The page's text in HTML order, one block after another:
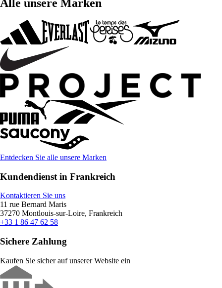
Alle unsere Marken
Entdecken Sie alle unsere Marken
Kundendienst in Frankreich
Kontaktieren Sie uns
11 rue Bernard Maris
37270 Montlouis-sur-Loire, Frankreich
+33 1 86 47 62 58
Sichere Zahlung
Kaufen Sie sicher auf unserer Website ein